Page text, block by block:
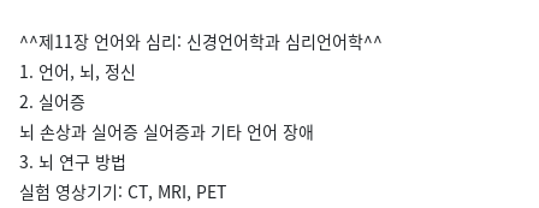
^^제11장 언어와 심리: 신경언어학과 심리언어학^^
1. 언어, 뇌, 정신
2. 실어증
뇌 손상과 실어증 실어증과 기타 언어 장애
3. 뇌 연구 방법
실험 영상기기: CT, MRI, PET